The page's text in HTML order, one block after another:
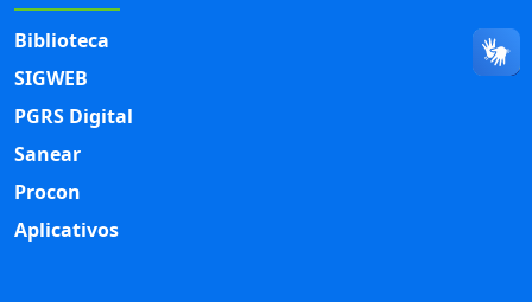
Biblioteca
SIGWEB
PGRS Digital
Sanear
Procon
Aplicativos